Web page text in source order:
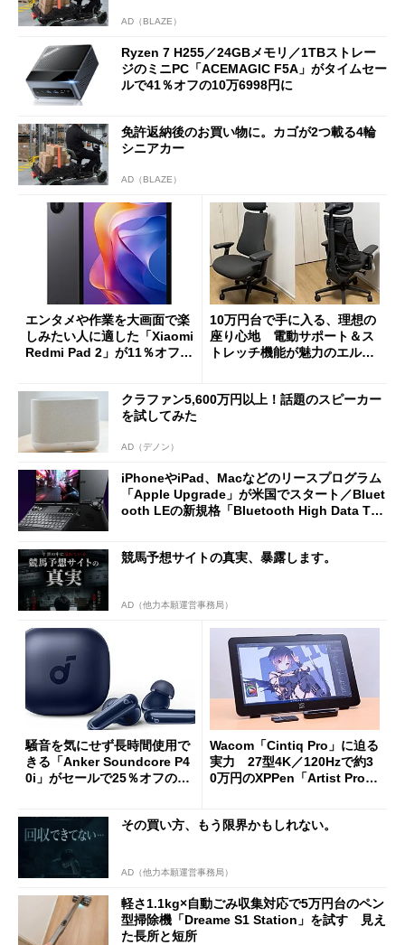
AD（BLAZE）
Ryzen 7 H255／24GBメモリ／1TBストレー
ジのミニPC「ACEMAGIC F5A」がタイムセー
ルで41％オフの10万6998円に
免許返納後のお買い物に。カゴが2つ載る4輪
シニアカー
AD（BLAZE）
エンタメや作業を大画面で楽
しみたい人に適した「Xiaomi
Redmi Pad 2」が11％オフの
10万円台で手に入る、理想の
座り心地 電動サポート＆ス
トレッチ機能が魅力のエルゴ
クラファン5,600万円以上！話題のスピーカー
を試してみた
AD（デノン）
iPhoneやiPad、Macなどのリースプログラム
「Apple Upgrade」が米国でスタート／Bluet
ooth LEの新規格「Bluetooth High Data Thr
競馬予想サイトの真実、暴露します。
AD（他力本願運営事務局）
騒音を気にせず長時間使用で
きる「Anker Soundcore P4
0i」がセールで25％オフの59
Wacom「Cintiq Pro」に迫る
実力 27型4K／120Hzで約3
0万円のXPPen「Artist Pro 2
その買い方、もう限界かもしれない。
AD（他力本願運営事務局）
軽さ1.1kg×自動ごみ収集対応で5万円台のペン
型掃除機「Dreame S1 Station」を試す 見え
た長所と短所